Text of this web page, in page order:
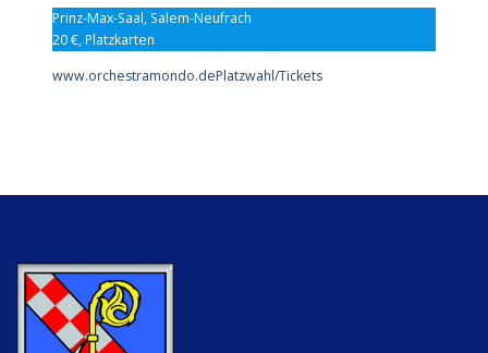
Prinz-Max-Saal, Salem-Neufrach
20 €, Platzkarten
www.orchestramondo.dePlatzwahl/Tickets